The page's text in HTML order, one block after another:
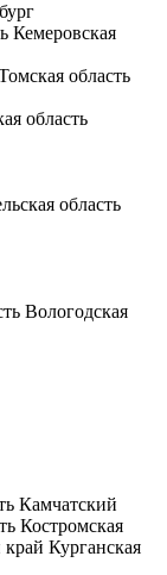
Кемеровская
область
область
область
Вологодская
Камчатский
Костромская
край Курганская